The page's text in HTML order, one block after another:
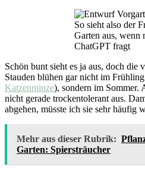
So sieht also der
Garten aus, wenn
ChatGPT fragt
Schön bunt sieht es ja aus, doch die
Stauden blühen gar nicht im
Katzenminze), sondern im Sommer.
nicht gerade trockentolerant aus.
abgehen, müsste ich sie sehr häufig
Mehr aus dieser Rubrik:
Garten: Spiersträucher